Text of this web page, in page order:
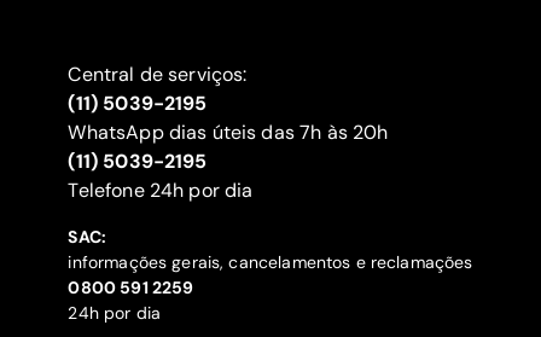
Central de serviços:
(11) 5039-2195
WhatsApp dias úteis das 7h às 20h
(11) 5039-2195
‍Telefone 24h por dia
SAC:
informações gerais, cancelamentos e reclamações
‍0800 591 2259
24h por dia